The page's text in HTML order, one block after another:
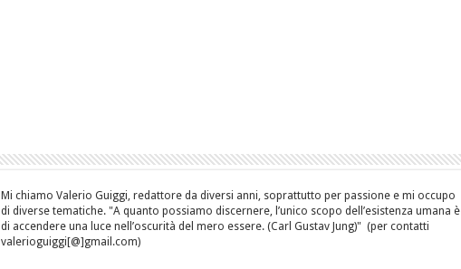
Mi chiamo Valerio Guiggi, redattore da diversi anni, soprattutto per passione e mi occupo
di diverse tematiche. "A quanto possiamo discernere, l’unico scopo dell’esistenza umana è
di accendere una luce nell’oscurità del mero essere. (Carl Gustav Jung)" (per contatti
valerioguiggi[@]gmail.com)